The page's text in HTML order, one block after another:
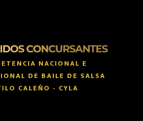
NACIONAL E
DE BAILE DE SALSA
CALEÑO - CYLA